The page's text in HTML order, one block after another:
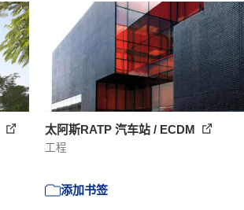
太阿斯RATP 汽车站 / ECDM
工程
添加书签